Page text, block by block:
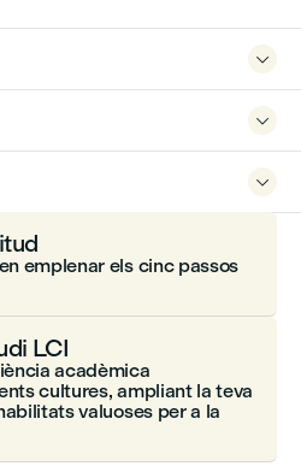



emplenar els cinc passos
LCI
acadèmica
cultures, ampliant la teva
valuoses per a la